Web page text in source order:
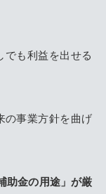
でも利益を出せる
の事業方針を曲げ
助金の用途」が厳